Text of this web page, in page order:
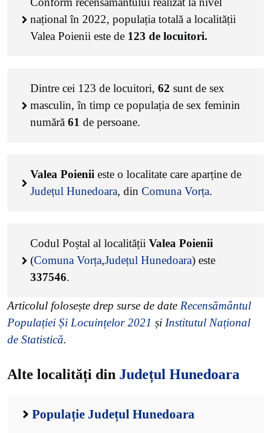
național în 2022, populația totală a localității
Valea Poienii este de 123 de locuitori.
Dintre cei 123 de locuitori, 62 sunt de sex
masculin, în timp ce populația de sex feminin
numără 61 de persoane.
Valea Poienii este o localitate care aparține de
Județul Hunedoara, din Comuna Vorța.
Codul Poștal al localității Valea Poienii
(Comuna Vorța,Județul Hunedoara) este
337546.
Articolul folosește drep surse de date Recensământul
Populației Și Locuințelor 2021 și Institutul Național
de Statistică.
Alte localități din Județul Hunedoara
Populație Județul Hunedoara